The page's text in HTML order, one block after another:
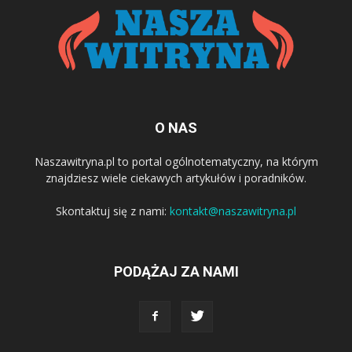
O NAS
Naszawitryna.pl to portal ogólnotematyczny, na którym
znajdziesz wiele ciekawych artykułów i poradników.
Skontaktuj się z nami: kontakt@naszawitryna.pl
PODĄŻAJ ZA NAMI